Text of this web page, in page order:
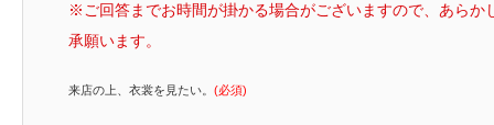
※ご回答までお時間が掛かる場合がございますので、あらか
承願います。
来店の上、衣裳を見たい。 (必須)